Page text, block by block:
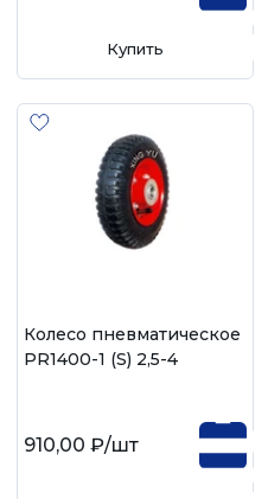
Купить
Колесо пневматическое
PR1400-1 (S) 2,5-4
910,00 ₽/шт